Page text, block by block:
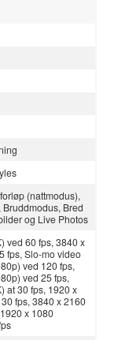
(nattmodus),
Bred
og Live Photos
ved 60 fps, 3840 x
fps, Slo-mo video
ved 120 fps,
ved 25 fps,
at 30 fps, 1920 x
fps, 3840 x 2160
x 1080